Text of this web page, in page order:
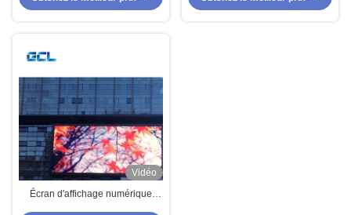
Vidéo
Écran d'affichage numérique